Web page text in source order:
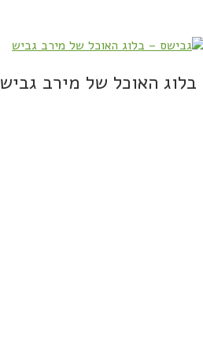
בלוג האוכל של מירב גביש